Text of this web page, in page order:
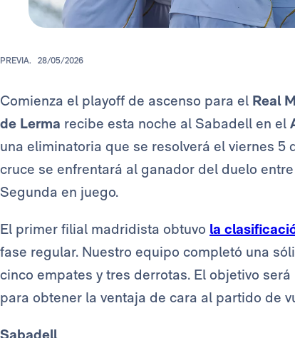
PREVIA. 28/05/2026
Comienza el playoff de ascenso para el Real
de Lerma recibe esta noche al Sabadell en el
una eliminatoria que se resolverá el viernes 5
cruce se enfrentará al ganador del duelo
Segunda en juego.
El primer filial madridista obtuvo la
fase regular. Nuestro equipo completó una
cinco empates y tres derrotas. El objetivo
para obtener la ventaja de cara al partido de
Sabadell